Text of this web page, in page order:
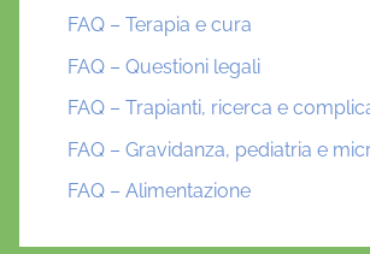
FAQ – Terapia e cura
FAQ – Questioni legali
FAQ – Trapianti, ricerca e
FAQ – Gravidanza, pediatria e
FAQ – Alimentazione